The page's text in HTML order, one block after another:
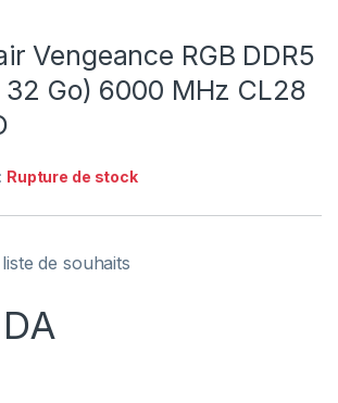
Vengeance RGB DDR5
Go) 6000 MHz CL28
Rupture de stock
de souhaits
DA